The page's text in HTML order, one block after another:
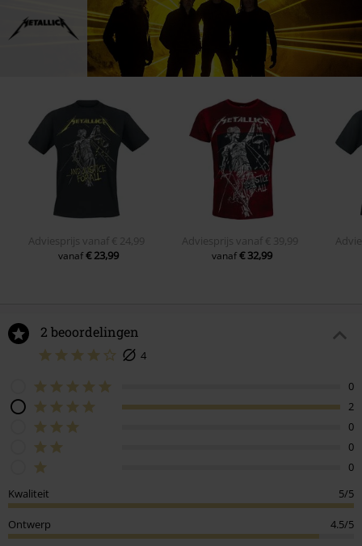
Adviesprijs vanaf € 24,99
vanaf€ 23,99
Adviesprijs vanaf € 39,99
vanaf€ 32,99
2 beoordelingen
4
0
2
0
0
0
Kwaliteit
5/5
Ontwerp 4.5/5